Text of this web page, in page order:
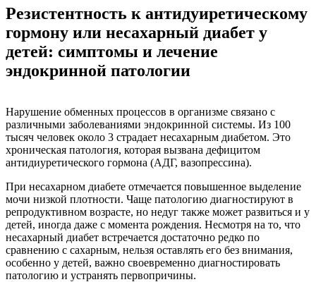
Резистентность к антидуиретическому
гормону или несахарный диабет у
детей: симптомы и лечение
эндокринной патологии
Нарушение обменных процессов в организме связано с
различными заболеваниями эндокринной системы. Из 100
тысяч человек около 3 страдает несахарным диабетом. Это
хроническая патология, которая вызвана дефицитом
антидиуретического гормона (АДГ, вазопрессина).
При несахарном диабете отмечается повышенное выделение
мочи низкой плотности. Чаще патологию диагностируют в
репродуктивном возрасте, но недуг также может развиться и у
детей, иногда даже с момента рождения. Несмотря на то, что
несахарный диабет встречается достаточно редко по
сравнению с сахарным, нельзя оставлять его без внимания,
особенно у детей, важно своевременно диагностировать
патологию и устранять первопричины.